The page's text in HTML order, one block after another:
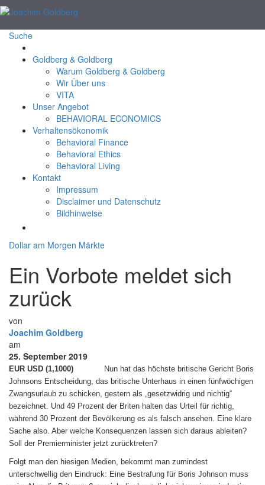
Suche
Goldberg & Goldberg
Warum Goldberg & Goldberg
Wir Über uns
VITA
Unser Angebot
BEHAVIORAL ECONOMICS
Verhaltensökonomik
Behavioral Finance
Behavioral Ethics
Behavioral Living
Kontakt
Impressum
Disclaimer und Datenschutz
Bildhinweise
Dollar am Morgen Märkte
Ein Vorbote meldet sich
zurück
von
Joachim Goldberg
am
25. September 2019
EUR USD (1,1000) Nun hat das höchste britische Gericht Boris
Johnsons Entscheidung, das britische Unterhaus in einen fünfwöchigen
Zwangsurlaub zu schicken, gestern als „gesetzwidrig und nichtig“
bezeichnet. Und 49 Prozent der Briten halten das Urteil für richtig,
während 30 Prozent der Bevölkerung es als falsch ansehen. Eine klare
Sache also. Aber welche Konsequenzen lassen sich daraus ableiten?
Soll der Premierminister jetzt zurücktreten?
Folgt man den hiesigen Medien, bekommt man zumindest
unterschwellig den Eindruck: Eine Bestrafung für Boris Johnson muss